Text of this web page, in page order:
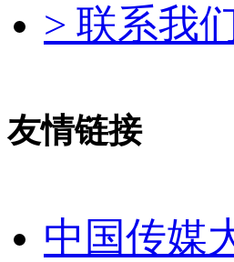
> 联系我
友情链接
中国传媒